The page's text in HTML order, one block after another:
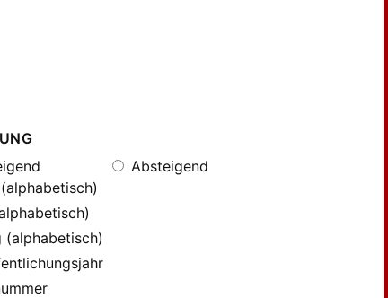
Absteigend
(alphabetisch)